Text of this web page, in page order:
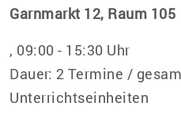
Garnmarkt 12, Raum 105
, 09:00 - 15:30 Uhr
Dauer: 2 Termine /
Unterrichtseinheiten